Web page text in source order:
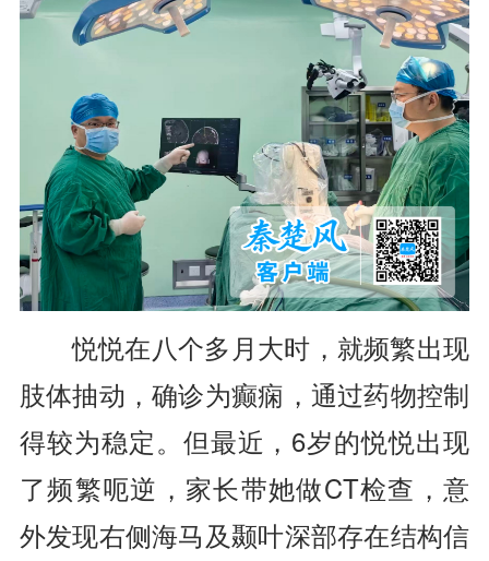
悦悦在八个多月大时，就频繁出现
肢体抽动，确诊为癫痫，通过药物控制
得较为稳定。但最近，6岁的悦悦出现
了频繁呃逆，家长带她做CT检查，意
外发现右侧海马及颞叶深部存在结构信